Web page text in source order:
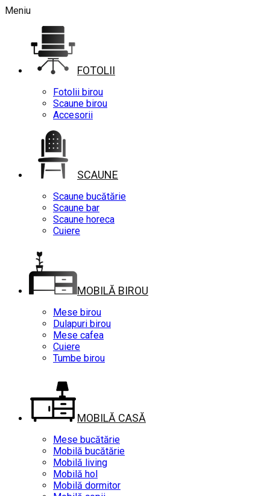
Meniu
FOTOLII
Fotolii birou
Scaune birou
Accesorii
SCAUNE
Scaune bucătărie
Scaune bar
Scaune horeca
Cuiere
MOBILĂ BIROU
Mese birou
Dulapuri birou
Mese cafea
Cuiere
Tumbe birou
MOBILĂ CASĂ
Mese bucătărie
Mobilă bucătărie
Mobilă living
Mobilă hol
Mobilă dormitor